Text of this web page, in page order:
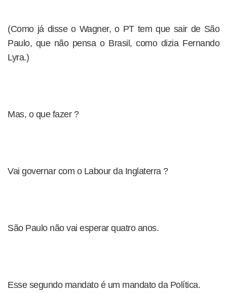
(Como já disse o Wagner, o PT tem que sair de São
Paulo, que não pensa o Brasil, como dizia Fernando
Lyra.)
Mas, o que fazer ?
Vai governar com o Labour da Inglaterra ?
São Paulo não vai esperar quatro anos.
Esse segundo mandato é um mandato da Política.